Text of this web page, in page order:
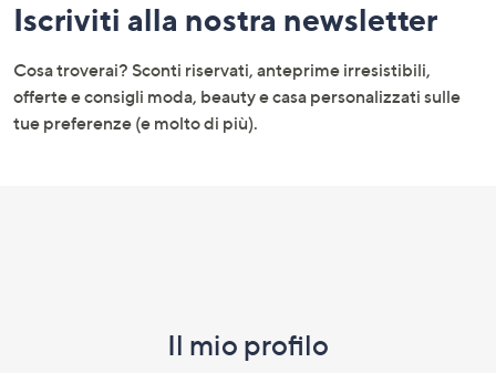
menu
e
informazioni
Iscriviti alla nostra newsletter
Cosa troverai? Sconti riservati, anteprime irresistibili,
offerte e consigli moda, beauty e casa personalizzati sulle
tue preferenze (e molto di più).
Il mio profilo​